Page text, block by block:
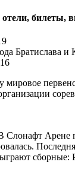
билеты,
Братислава и
16
мировое
Слонафт Арене